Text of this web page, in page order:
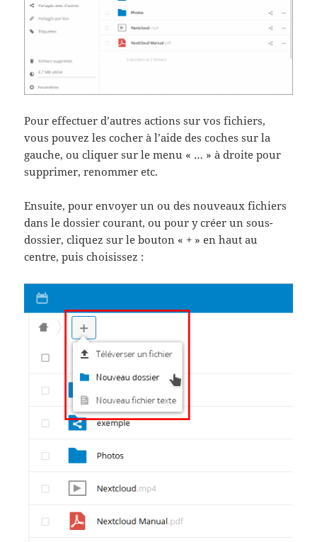
Pour effectuer d’autres actions sur vos fichiers,
vous pouvez les cocher à l’aide des coches sur la
gauche, ou cliquer sur le menu « … » à droite pour
supprimer, renommer etc.
Ensuite, pour envoyer un ou des nouveaux fichiers
dans le dossier courant, ou pour y créer un sous-
dossier, cliquez sur le bouton « + » en haut au
centre, puis choisissez :